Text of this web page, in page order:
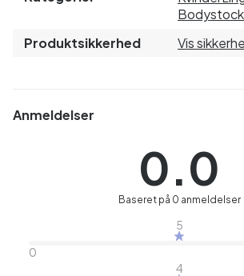
Produktsikkerhed
Vis
Anmeldelser
0.0
Baseret på 0 anmeldelser
5
0
4